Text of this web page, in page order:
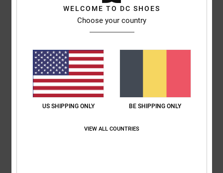
24 février 2026
Excellent rapport qualité-prix
Je recommande ce produit
5
WELCOME TO DC SHOES
Choose your country
US SHIPPING ONLY BE SHIPPING ONLY
VIEW ALL COUNTRIES